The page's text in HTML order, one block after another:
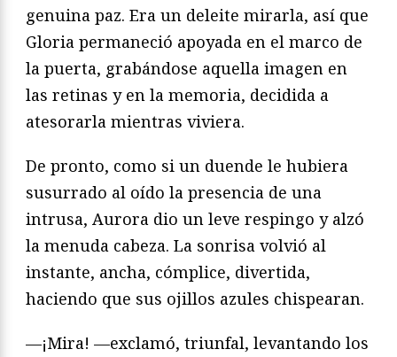
genuina paz. Era un deleite mirarla, así que
Gloria permaneció apoyada en el marco de
la puerta, grabándose aquella imagen en
las retinas y en la memoria, decidida a
atesorarla mientras viviera.
De pronto, como si un duende le hubiera
susurrado al oído la presencia de una
intrusa, Aurora dio un leve respingo y alzó
la menuda cabeza. La sonrisa volvió al
instante, ancha, cómplice, divertida,
haciendo que sus ojillos azules chispearan.
—¡Mira! —exclamó, triunfal, levantando los